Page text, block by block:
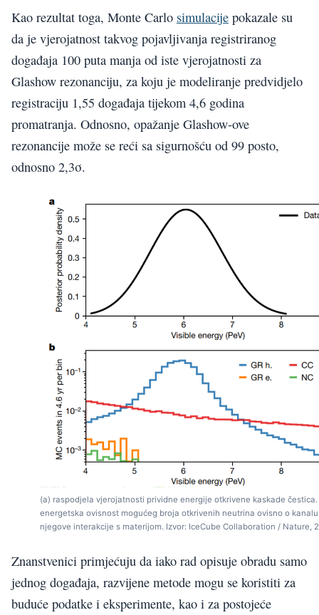
Kao rezultat toga, Monte Carlo simulacije pokazale su
da je vjerojatnost takvog pojavljivanja registriranog
događaja 100 puta manja od iste vjerojatnosti za
Glashow rezonanciju, za koju je modeliranje predvidjelo
registraciju 1,55 događaja tijekom 4,6 godina
promatranja. Odnosno, opažanje Glashow-ove
rezonancije može se reći sa sigurnošću od 99 posto,
odnosno 2,3σ.
(a) raspodjela vjerojatnosti prividne energije otkrivene kaskade čestica.
energetska ovisnost mogućeg broja otkrivenih neutrina ovisno o kanalu
njegove interakcije s materijom. Izvor: IceCube Collaboration / Nature,
Znanstvenici primjećuju da iako rad opisuje obradu samo
jednog događaja, razvijene metode mogu se koristiti za
buduće podatke i eksperimente, kao i za postojeće